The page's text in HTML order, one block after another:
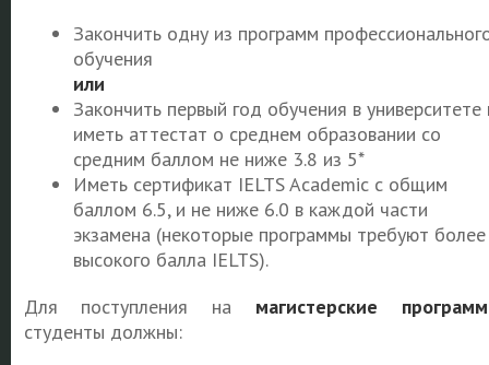
Закончить одну из программ
обучения
или
Закончить первый год обучения в университете
иметь аттестат о среднем образовании со
средним баллом не ниже 3.8 из 5*
Иметь сертификат IELTS Academic с общим
баллом 6.5, и не ниже 6.0 в каждой части
экзамена (некоторые программы требуют более
высокого балла IELTS).
Для поступления на магистерские
студенты должны: